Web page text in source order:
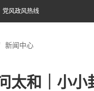
党风政风热线
新闻中心
太和｜小